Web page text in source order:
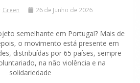
Green 26 de Junho de 2026
semelhante em Portugal? Mais de
o movimento está presente em
distribuídas por 65 países, sempre
na não violência e na
solidariedade